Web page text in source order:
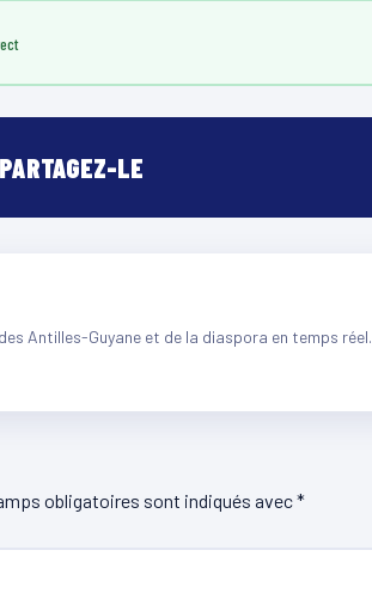
LE
Antilles-Guyane et de la diaspora en temps réel.
obligatoires sont indiqués avec*